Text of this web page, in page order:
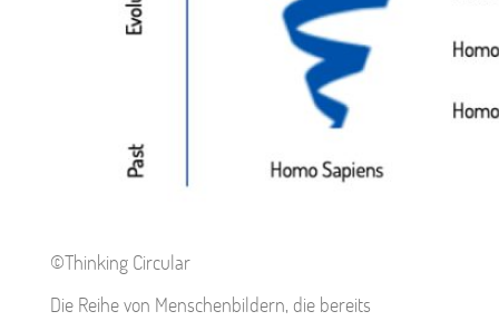
©Thinking Circular
Die Reihe von Menschenbildern, die bereits